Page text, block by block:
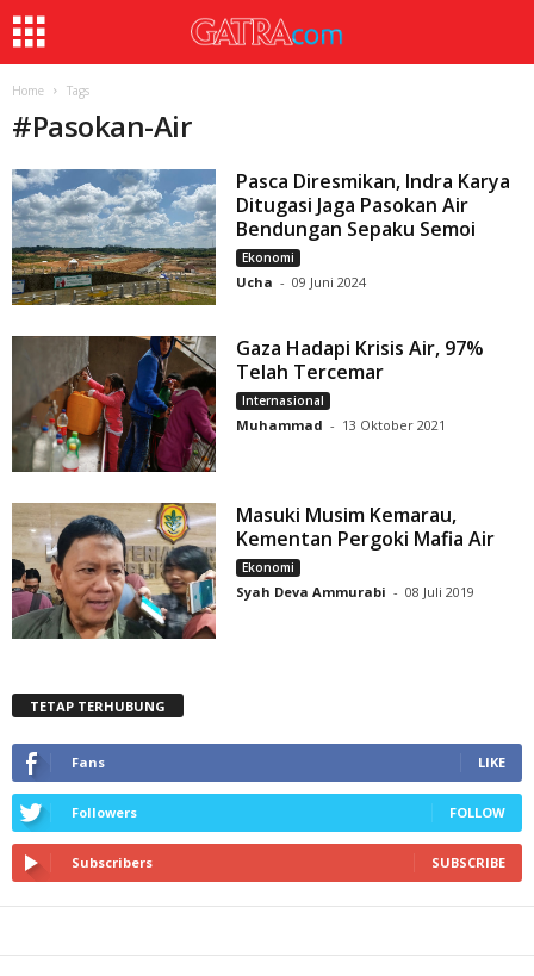
Home Tags
#Pasokan-Air
Pasca Diresmikan, Indra Karya
Ditugasi Jaga Pasokan Air
Bendungan Sepaku Semoi
Ekonomi
Ucha - 09 Juni 2024
Gaza Hadapi Krisis Air, 97%
Telah Tercemar
Internasional
Muhammad - 13 Oktober 2021
Masuki Musim Kemarau,
Kementan Pergoki Mafia Air
Ekonomi
Syah Deva Ammurabi - 08 Juli 2019
TETAP TERHUBUNG
Fans LIKE
Followers FOLLOW
Subscribers SUBSCRIBE